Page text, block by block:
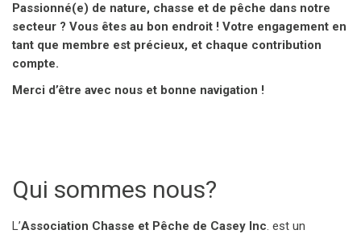
Passionné(e) de nature, chasse et de pêche dans notre
secteur ? Vous êtes au bon endroit ! Votre engagement en
tant que membre est précieux, et chaque contribution
compte.
Merci d’être avec nous et bonne navigation !
Qui sommes nous?
L’Association Chasse et Pêche de Casey Inc. est un